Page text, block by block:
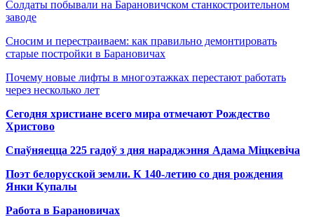
Солдаты побывали на Барановичском станкостроительном
заводе
Сносим и перестраиваем: как правильно демонтировать
старые постройки в Барановичах
Почему новые лифты в многоэтажках перестают работать
через несколько лет
Сегодня христиане всего мира отмечают Рождество
Христово
Спаўняецца 225 гадоў з дня нараджэння Адама Міцкевіча
Поэт белорусской земли. К 140-летию со дня рождения
Янки Купалы
Работа в Барановичах